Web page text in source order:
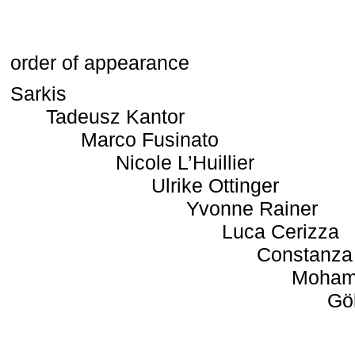
order of appearance
Sarkis
Tadeusz Kantor
Marco Fusinato
Nicole L’Huillier
Ulrike Ottinger
Yvonne Rainer
Luca Cerizza